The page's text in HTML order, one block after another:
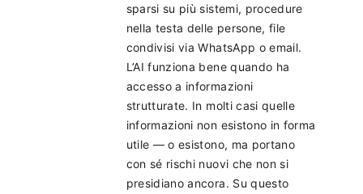
sparsi su più sistemi, procedure
nella testa delle persone, file
condivisi via WhatsApp o email.
L’AI funziona bene quando ha
accesso a informazioni
strutturate. In molti casi quelle
informazioni non esistono in forma
utile — o esistono, ma portano
con sé rischi nuovi che non si
presidiano ancora. Su questo